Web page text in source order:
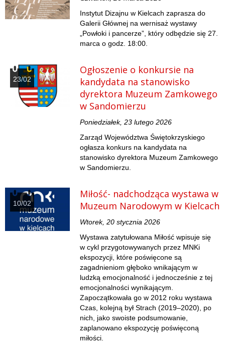
Instytut Dizajnu w Kielcach zaprasza do
Galerii Głównej na wernisaż wystawy
„Powłoki i pancerze”, który odbędzie się 27.
marca o godz. 18:00.
23/02
Ogłoszenie o konkursie na
kandydata na stanowisko
dyrektora Muzeum Zamkowego
w Sandomierzu
Poniedziałek, 23 lutego 2026
Zarząd Województwa Świętokrzyskiego
ogłasza konkurs na kandydata na
stanowisko dyrektora Muzeum Zamkowego
w Sandomierzu.
10/02
Miłość- nadchodząca wystawa w
Muzeum Narodowym w Kielcach
Wtorek, 20 stycznia 2026
Wystawa zatytułowana Miłość wpisuje się
w cykl przygotowywanych przez MNKi
ekspozycji, które poświęcone są
zagadnieniom głęboko wnikającym w
ludzką emocjonalność i jednocześnie z tej
emocjonalności wynikającym.
Zapoczątkowała go w 2012 roku wystawa
Czas, kolejną był Strach (2019–2020), po
nich, jako swoiste podsumowanie,
zaplanowano ekspozycję poświęconą
miłości.